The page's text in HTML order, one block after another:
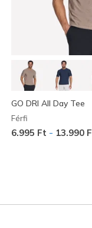
GO DRI All Day Tee
Férfi
6.995 Ft - 13.990